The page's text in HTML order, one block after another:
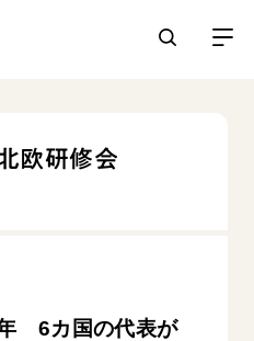
欧研修会
6カ国の代表が